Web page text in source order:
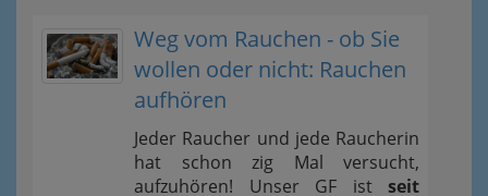
Weg vom Rauchen - ob Sie
wollen oder nicht: Rauchen
aufhören
Jeder Raucher und jede Raucherin
hat schon zig Mal versucht,
aufzuhören! Unser GF ist seit